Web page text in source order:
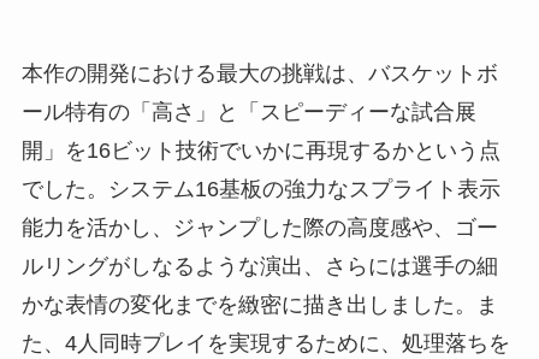
本作の開発における最大の挑戦は、バスケットボ
ール特有の「高さ」と「スピーディーな試合展
開」を16ビット技術でいかに再現するかという点
でした。システム16基板の強力なスプライト表示
能力を活かし、ジャンプした際の高度感や、ゴー
ルリングがしなるような演出、さらには選手の細
かな表情の変化までを緻密に描き出しました。ま
た、4人同時プレイを実現するために、処理落ちを